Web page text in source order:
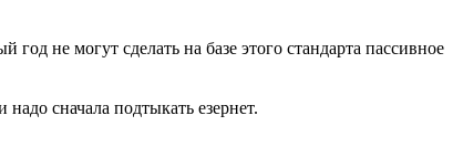
не могут сделать на базе этого стандарта пассивное
сначала подтыкать езернет.